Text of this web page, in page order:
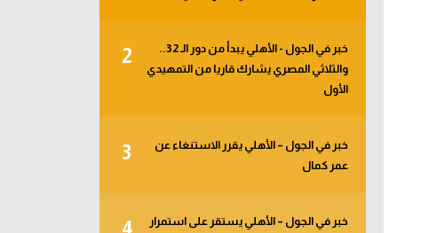
2
خبر في الجول - الأهلي يبدأ من دور الـ 32..
والثلاثي المصري يشارك قاريا من التمهيدي
الأول
3
خبر في الجول – الأهلي يقرر الاستنغاء عن
عمر كمال
خبر في الجول – الأهلي يستقر على استمرار